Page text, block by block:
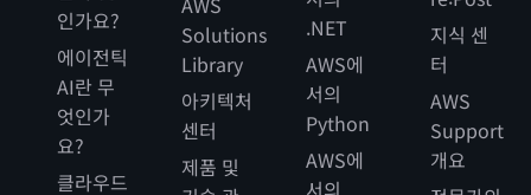
인가요?
에이전틱
AI란 무
엇인가
요?
클라우드
Solutions
Library
아키텍처
센터
제품 및
.NET
AWS에
서의
Python
AWS에
서의
지식 센
터
AWS
Support
개요